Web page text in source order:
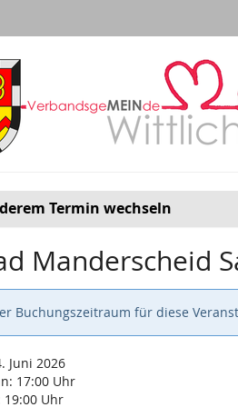
Termin wechseln
Manderscheid
Buchungszeitraum für diese
Juni 2026
17:00 Uhr
19:00 Uhr